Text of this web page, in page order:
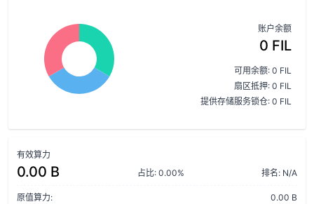
账户余额
0 FIL
可用余额: 0 FIL
扇区抵押: 0 FIL
提供存储服务锁仓: 0 FIL
有效算力
0.00 B 占比: 0.00% 排名: N/A
原值算力:
0.00 B